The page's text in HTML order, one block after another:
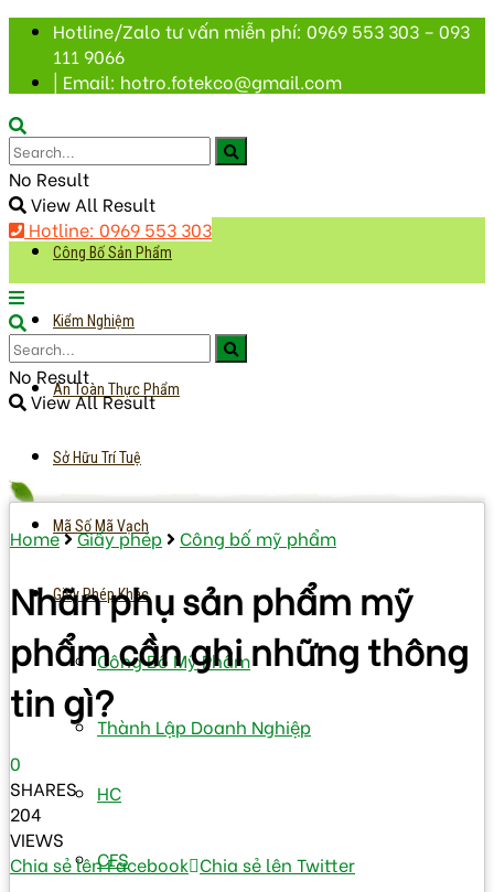
Hotline/Zalo tư vấn miễn phí: 0969 553 303 – 093
111 9066
| Email: hotro.fotekco@gmail.com
No Result
View All Result
Hotline: 0969 553 303
Công Bố Sản Phẩm
Kiểm Nghiệm
An Toàn Thực Phẩm
Sở Hữu Trí Tuệ
Mã Số Mã Vạch
Giấy Phép Khác
Công Bố Mỹ Phẩm
Thành Lập Doanh Nghiệp
HC
CFS
No Result
View All Result
Home Giấy phép Công bố mỹ phẩm
Nhãn phụ sản phẩm mỹ
phẩm cần ghi những thông
tin gì?
0
SHARES
204
VIEWS
Chia sẻ lên Facebook Chia sẻ lên Twitter